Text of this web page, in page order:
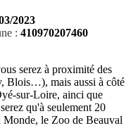
2023
: 410970207460
serez à proximité des
Blois…), mais aussi à côté
sur-Loire, ainci que
qu'à seulement 20
Monde, le Zoo de Beauval